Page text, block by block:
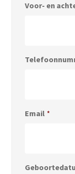
Voor- en
Email *